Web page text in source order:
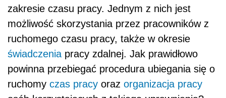
zakresie czasu pracy. Jednym z nich jest
możliwość skorzystania przez pracowników z
ruchomego czasu pracy, także w okresie
świadczenia pracy zdalnej. Jak prawidłowo
powinna przebiegać procedura ubiegania się o
ruchomy czas pracy oraz organizacja pracy